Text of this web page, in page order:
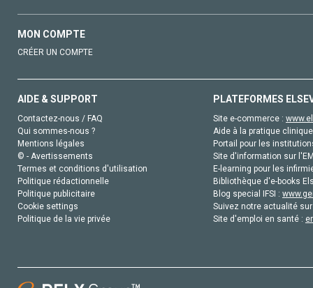
MON COMPTE
CRÉER UN COMPTE
AIDE & SUPPORT
Contactez-nous / FAQ
Qui sommes-nous ?
Mentions légales
© - Avertissements
Termes et conditions d'utilisation
Politique rédactionnelle
Politique publicitaire
Cookie settings
Politique de la vie privée
PLATEFORMES
Site e-commerce :
Aide à la pratique
Portail pour les
Site d'information sur
E-learning pour les
Bibliothèque d'e-books
Blog special IFSI :
Suivez notre actualité
Site d'emploi en santé :